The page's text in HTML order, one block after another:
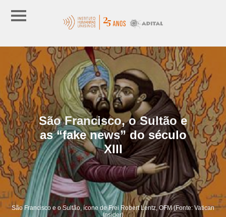
São Francisco, o Sultão e
as “fake news” do século
XIII
São Francisco e o Sultão, ícone de Frei Robert Lentz, OFM (Fonte: Vatican
Insider)